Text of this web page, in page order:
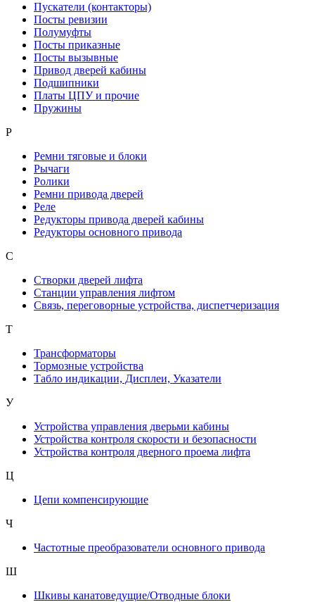
Пускатели (контакторы)
Посты ревизии
Полумуфты
Посты приказные
Посты вызывные
Привод дверей кабины
Подшипники
Платы ЦПУ и прочие
Пружины
Р
Ремни тяговые и блоки
Рычаги
Ролики
Ремни привода дверей
Реле
Редукторы привода дверей кабины
Редукторы основного привода
С
Створки дверей лифта
Станции управления лифтом
Связь, переговорные устройства, диспетчеризация
Т
Трансформаторы
Тормозные устройства
Табло индикации, Дисплеи, Указатели
У
Устройства управления дверьми кабины
Устройства контроля скорости и безопасности
Устройства контроля дверного проема лифта
Ц
Цепи компенсирующие
Ч
Частотные преобразователи основного привода
Ш
Шкивы канатоведущие/Отводные блоки